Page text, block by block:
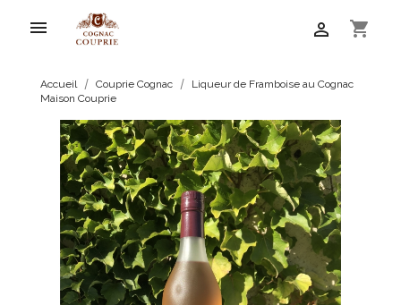
 shopping_cart

Accueil Couprie Cognac
Liqueur de Framboise au Cognac
Maison Couprie